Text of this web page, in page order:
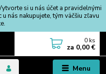
si u nás účet a pravidelnými
nás nakupujete, tým väčšiu zľavu
Menu
0 ks
za 0,00 €